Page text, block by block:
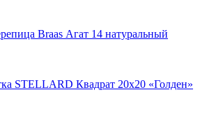
Braas Агат 14 натуральный
STELLARD Квадрат 20х20 «Голден»